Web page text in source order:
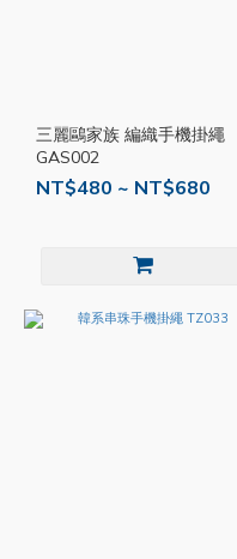
三麗鷗家族 編織手機掛繩
GAS002
NT$480 ~ NT$680